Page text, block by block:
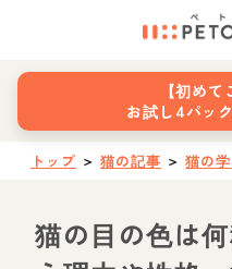
【初めて
お試し4パッ
トップ ＞ 猫の記事 ＞ 猫の
猫の目の色は